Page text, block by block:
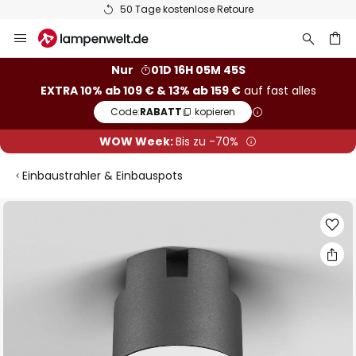
50 Tage kostenlose Retoure
Inhalt
Nur
01D 16H 05M 44S
EXTRA 10% ab 109 € & 13% ab 159 €auf fast alles
Code:RABATT kopieren
WOW Week:Bis zu -70%
Einbaustrahler & Einbauspots
Zum